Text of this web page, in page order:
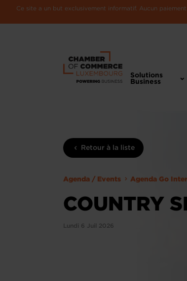
Ce site a un but exclusivement informatif. Aucun
Solutions
Business
Retour à la liste
Agenda / Events Agenda Go
COUNTRY
Lundi 6 Juil 2026